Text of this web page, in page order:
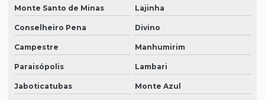
Monte Santo de Minas Lajinha
Conselheiro Pena Divino
Campestre Manhumirim
Paraisópolis Lambari
Jaboticatubas Monte Azul